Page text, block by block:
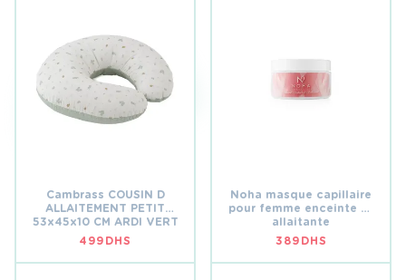
Cambrass COUSIN D
ALLAITEMENT PETIT
53x45x10 CM ARDI VERT
499 DHS
Noha masque capillaire
pour femme enceinte et
allaitante
389 DHS